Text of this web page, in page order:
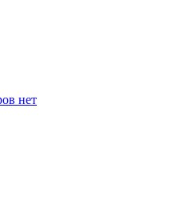
нет